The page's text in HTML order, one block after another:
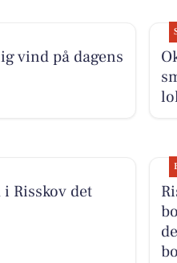
vind på dagens
Risskov det